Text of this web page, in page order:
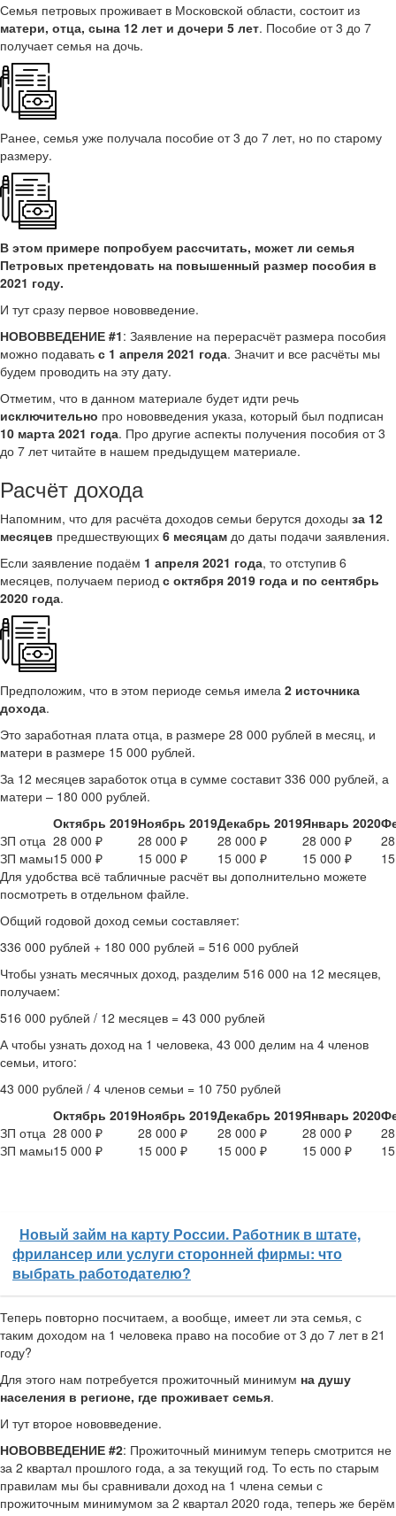
Семья петровых проживает в Московской области, состоит из
матери, отца, сына 12 лет и дочери 5 лет. Пособие от 3 до 7
получает семья на дочь.
Ранее, семья уже получала пособие от 3 до 7 лет, но по старому
размеру.
В этом примере попробуем рассчитать, может ли семья
Петровых претендовать на повышенный размер пособия в
2021 году.
И тут сразу первое нововведение.
НОВОВВЕДЕНИЕ #1: Заявление на перерасчёт размера пособия
можно подавать с 1 апреля 2021 года. Значит и все расчёты мы
будем проводить на эту дату.
Отметим, что в данном материале будет идти речь
исключительно про нововведения указа, который был подписан
10 марта 2021 года. Про другие аспекты получения пособия от 3
до 7 лет читайте в нашем предыдущем материале.
Расчёт дохода
Напомним, что для расчёта доходов семьи берутся доходы за 12
месяцев предшествующих 6 месяцам до даты подачи заявления.
Если заявление подаём 1 апреля 2021 года, то отступив 6
месяцев, получаем период с октября 2019 года и по сентябрь
2020 года.
Предположим, что в этом периоде семья имела 2 источника
дохода.
Это заработная плата отца, в размере 28 000 рублей в месяц, и
матери в размере 15 000 рублей.
За 12 месяцев заработок отца в сумме составит 336 000 рублей, а
матери – 180 000 рублей.
Октябрь 2019Ноябрь 2019Декабрь 2019Январь 2020
ЗП отца 28 000 ₽ 28 000 ₽ 28 000 ₽ 28 000 ₽
ЗП мамы15 000 ₽ 15 000 ₽ 15 000 ₽ 15 000 ₽
Для удобства всё табличные расчёт вы дополнительно можете
посмотреть в отдельном файле.
Общий годовой доход семьи составляет:
336 000 рублей + 180 000 рублей = 516 000 рублей
Чтобы узнать месячных доход, разделим 516 000 на 12 месяцев,
получаем:
516 000 рублей / 12 месяцев = 43 000 рублей
А чтобы узнать доход на 1 человека, 43 000 делим на 4 членов
семьи, итого:
43 000 рублей / 4 членов семьи = 10 750 рублей
Октябрь 2019Ноябрь 2019Декабрь 2019Январь 2020
ЗП отца 28 000 ₽ 28 000 ₽ 28 000 ₽ 28 000 ₽
ЗП мамы15 000 ₽ 15 000 ₽ 15 000 ₽ 15 000 ₽
Новый займ на карту России. Работник в штате,
фрилансер или услуги сторонней фирмы: что
выбрать работодателю?
Теперь повторно посчитаем, а вообще, имеет ли эта семья, с
таким доходом на 1 человека право на пособие от 3 до 7 лет в 21
году?
Для этого нам потребуется прожиточный минимум на душу
населения в регионе, где проживает семья.
И тут второе нововведение.
НОВОВВЕДЕНИЕ #2: Прожиточный минимум теперь смотрится не
за 2 квартал прошлого года, а за текущий год. То есть по старым
правилам мы бы сравнивали доход на 1 члена семьи с
прожиточным минимумом за 2 квартал 2020 года, теперь же берём